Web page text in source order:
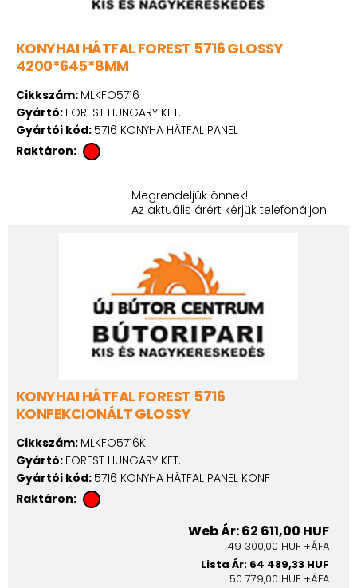
KONYHAI HÁTFAL FOREST 5716 GLOSSY
4200*645*8MM
Cikkszám: MLKFO5716
Gyártó: FOREST HUNGARY KFT.
Gyártói kód: 5716 KONYHA HÁTFAL PANEL
Raktáron:
Megrendeljük önnek!
Az aktuális árért kérjük telefonáljon.
KONYHAI HÁTFAL FOREST 5716
KONFEKCIONÁLT GLOSSY
Cikkszám: MLKFO5716K
Gyártó: FOREST HUNGARY KFT.
Gyártói kód: 5716 KONYHA HÁTFAL PANEL KONF
Raktáron:
Web Ár: 62 611,00 HUF
49 300,00 HUF +ÁFA
Lista Ár: 64 489,33 HUF
50 779,00 HUF +ÁFA